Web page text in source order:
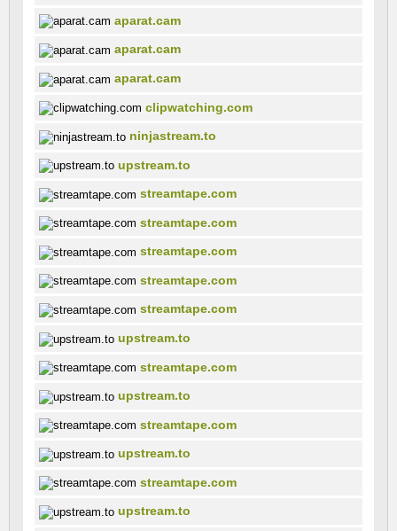
aparat.cam
aparat.cam
aparat.cam
clipwatching.com
ninjastream.to
upstream.to
streamtape.com
streamtape.com
streamtape.com
streamtape.com
streamtape.com
upstream.to
streamtape.com
upstream.to
streamtape.com
upstream.to
streamtape.com
upstream.to